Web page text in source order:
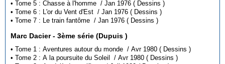
• Tome 5 : Chasse à l'homme / Jan 1976 ( Dessins )
• Tome 6 : L'or du Vent d'Est / Jan 1976 ( Dessins )
• Tome 7 : Le train fantôme / Jan 1976 ( Dessins )
Marc Dacier - 3ème série (Dupuis )
• Tome 1 : Aventures autour du monde / Avr 1980 ( Dessins )
• Tome 2 : A la poursuite du Soleil / Avr 1980 ( Dessins )